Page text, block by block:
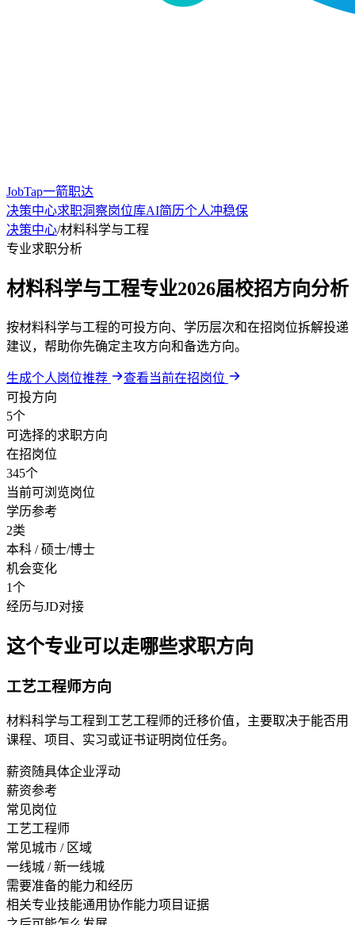
JobTap一箭职达
决策中心求职洞察岗位库AI简历个人冲稳保
决策中心/材料科学与工程
专业求职分析
材料科学与工程专业2026届校招方向分析
按材料科学与工程的可投方向、学历层次和在招岗位拆解投递
建议，帮助你先确定主攻方向和备选方向。
生成个人岗位推荐
查看当前在招岗位
可投方向
5个
可选择的求职方向
在招岗位
345个
当前可浏览岗位
学历参考
2类
本科 / 硕士/博士
机会变化
1个
经历与JD对接
这个专业可以走哪些求职方向
工艺工程师方向
材料科学与工程到工艺工程师的迁移价值，主要取决于能否用
课程、项目、实习或证书证明岗位任务。
薪资随具体企业浮动
薪资参考
常见岗位
工艺工程师
常见城市 / 区域
一线城 / 新一线城
需要准备的能力和经历
相关专业技能通用协作能力项目证据